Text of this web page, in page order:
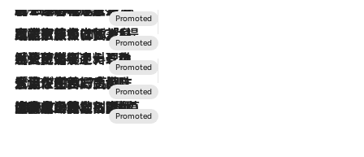
2026.8.7
【トンボの足水浴】ヒノキの香りに包まれて涼感マックス！約13℃の湧水かけ流しを避暑地「星野温泉 トンボの湯」で体験
2026.7.31
【ホテル帰省】という選択肢をOMOが提案。家族とほどよい距離を保つには「昼は実家、夜は気兼ねなくホテルで！」
2026.7.24
【夏限定ディナーコース】旬を迎える稚鮎や花ズッキーニなどをイタリア・トスカーナの郷土料理の手法で満喫！
2026.7.17
「土佐和ハーブかき氷」がOMO7高知に登場！生姜、山椒、大葉など目にも舌にも涼を呼ぶ郷土の味
2026.7.10
NEW OPEN！【界 草津】名湯の地に誕生。趣の異なる2種の温泉と上州ならではの会席・蕎麦割烹など美食を味わう究極の癒やし旅